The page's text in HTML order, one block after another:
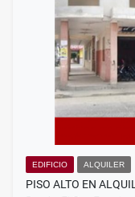
EDIFICIO ALQUILER
PISO ALTO EN